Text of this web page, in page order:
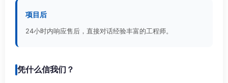
项目后
24小时内响应售后，直接对话经验丰富的工程师。
凭什么信我们？